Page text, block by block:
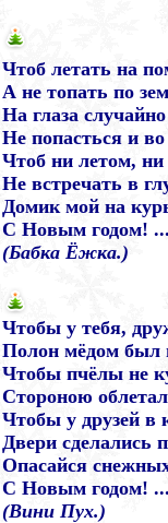
Чтоб летать на
А не топать по
На глаза
Не попасться и во
Чтоб ни летом, ни
Не встречать в
Домик мой на
С Новым годом!
(Бабка Ёжка.)
Чтобы у тебя,
Полон мёдом был
Чтобы пчёлы не
Стороною
Чтобы у друзей в
Двери сделались
Опасайся
С Новым годом!
(Вини Пух.)